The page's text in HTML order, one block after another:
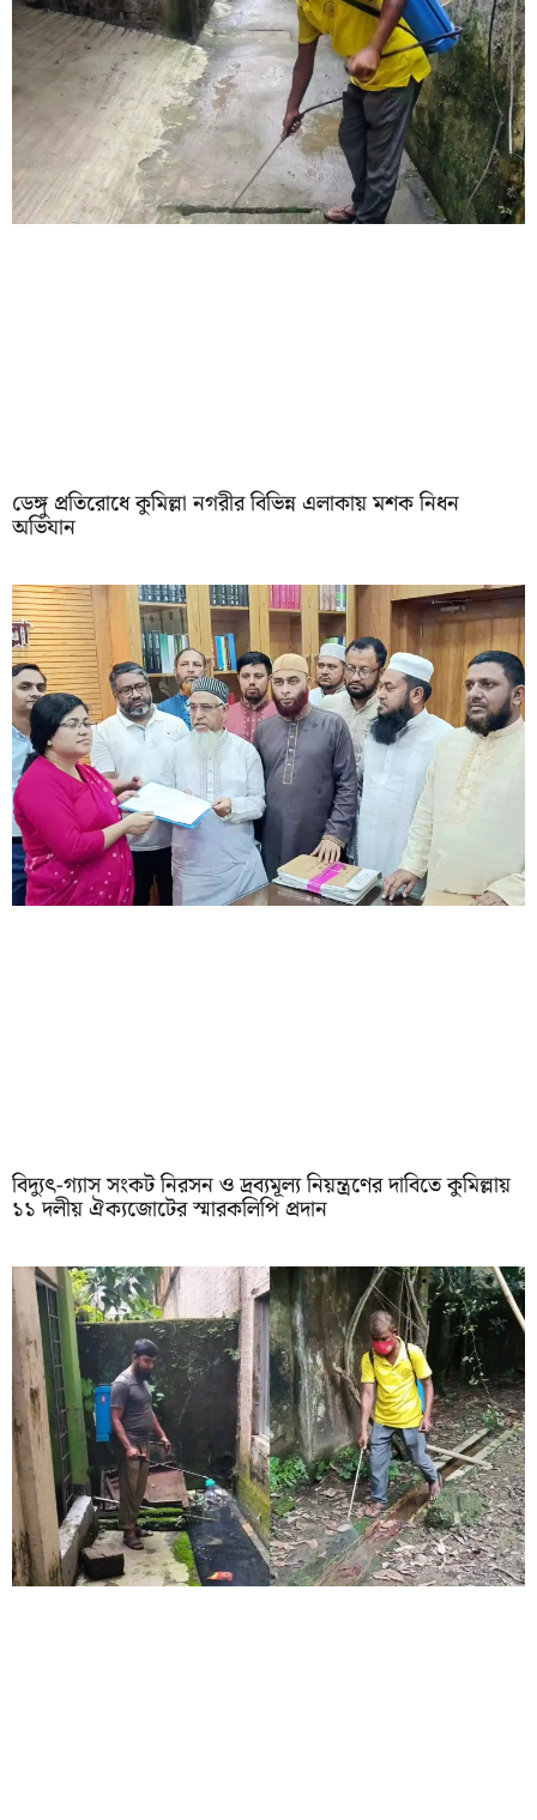
ডেঙ্গু প্রতিরোধে কুমিল্লা নগরীর বিভিন্ন এলাকায় মশক নিধন
অভিযান
‎বিদ্যুৎ-গ্যাস সংকট নিরসন ও দ্রব্যমূল্য নিয়ন্ত্রণের দাবিতে কুমিল্লায়
১১ দলীয় ঐক‍্যজোটের স্মারকলিপি প্রদান